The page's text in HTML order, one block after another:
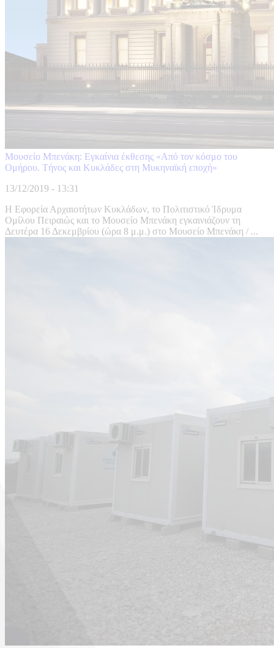
Μουσείο Μπενάκη: Εγκαίνια έκθεσης «Από τον κόσμο του
Ομήρου. Τήνος και Κυκλάδες στη Μυκηναϊκή εποχή»
13/12/2019 - 13:31
Η Εφορεία Αρχαιοτήτων Κυκλάδων, το Πολιτιστικό Ίδρυμα
Ομίλου Πειραιώς και το Μουσείο Μπενάκη εγκαινιάζουν τη
Δευτέρα 16 Δεκεμβρίου (ώρα 8 μ.μ.) στο Μουσείο Μπενάκη / ...